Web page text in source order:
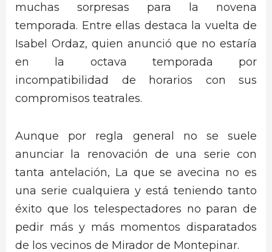
muchas sorpresas para la novena
temporada. Entre ellas destaca la vuelta de
Isabel Ordaz, quien anunció que no estaría
en la octava temporada por
incompatibilidad de horarios con sus
compromisos teatrales.
Aunque por regla general no se suele
anunciar la renovación de una serie con
tanta antelación, La que se avecina no es
una serie cualquiera y está teniendo tanto
éxito que los telespectadores no paran de
pedir más y más momentos disparatados
de los vecinos de Mirador de Montepinar.